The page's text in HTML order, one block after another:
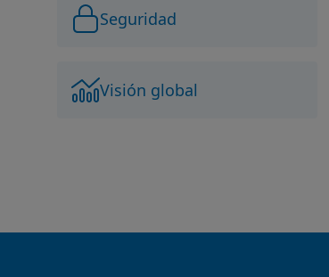
Seguridad
Visión global